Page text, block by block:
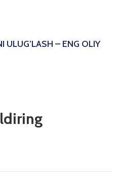
ULUG’LASH – ENG OLIY